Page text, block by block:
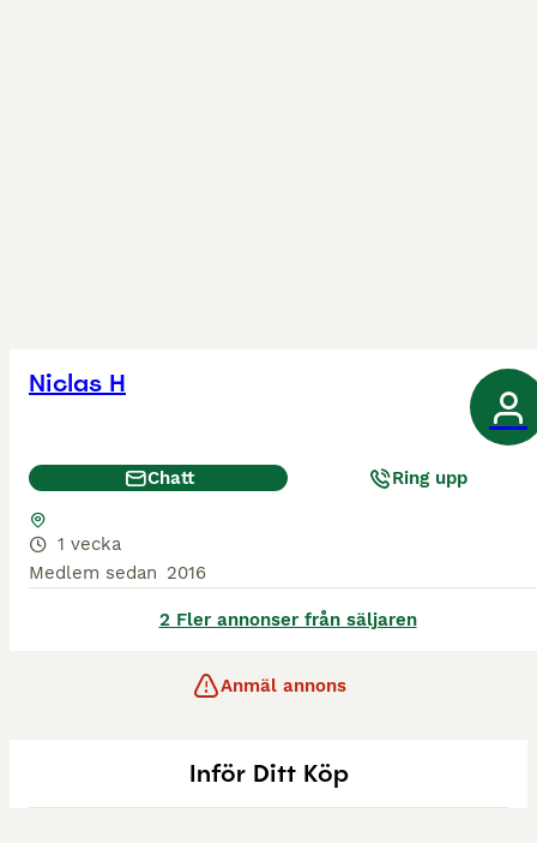
Niclas H
Chatt Ring upp
1 vecka
Medlem sedan 2016
2 Fler annonser från säljaren
Anmäl annons
Inför Ditt Köp